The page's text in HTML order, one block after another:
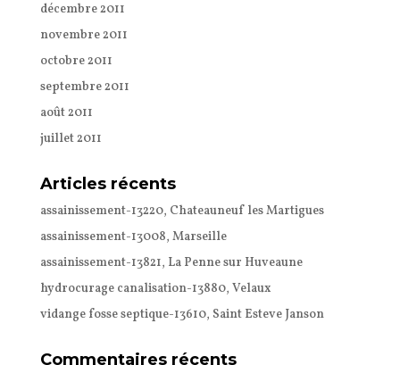
décembre 2011
novembre 2011
octobre 2011
septembre 2011
août 2011
juillet 2011
Articles récents
assainissement-13220, Chateauneuf les Martigues
assainissement-13008, Marseille
assainissement-13821, La Penne sur Huveaune
hydrocurage canalisation-13880, Velaux
vidange fosse septique-13610, Saint Esteve Janson
Commentaires récents